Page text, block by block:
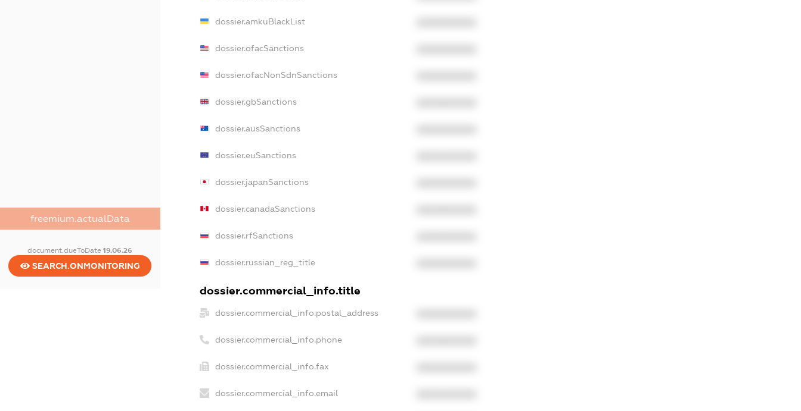
freemium.actualData
document.dueToDate19.06.26
SEARCH.ONMONITORING
dossier.amkuBlackList
dossier.ofacSanctions
dossier.ofacNonSdnSanctions
dossier.gbSanctions
dossier.ausSanctions
dossier.euSanctions
dossier.japanSanctions
dossier.canadaSanctions
dossier.rfSanctions
dossier.russian_reg_title
dossier.commercial_info.title
dossier.commercial_info.postal_address
dossier.commercial_info.phone
dossier.commercial_info.fax
dossier.commercial_info.email